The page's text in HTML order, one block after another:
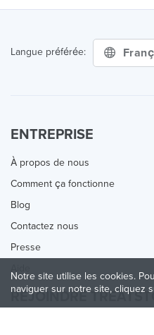
Langue préférée:
ENTREPRISE
À propos de nous
Comment ça fonctionne
Blog
Contactez nous
Presse
REJOINDRE
Notre site utilise les cookies.
naviguer sur notre site, cliquez